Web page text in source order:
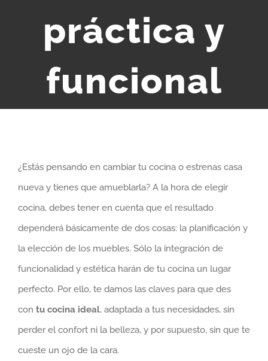
práctica y
funcional
¿Estás pensando en cambiar tu cocina o estrenas casa
nueva y tienes que amueblarla? A la hora de elegir
cocina, debes tener en cuenta que el resultado
dependerá básicamente de dos cosas: la planificación y
la elección de los muebles. Sólo la integración de
funcionalidad y estética harán de tu cocina un lugar
perfecto. Por ello, te damos las claves para que des
con tu cocina ideal, adaptada a tus necesidades, sin
perder el confort ni la belleza, y por supuesto, sin que te
cueste un ojo de la cara.